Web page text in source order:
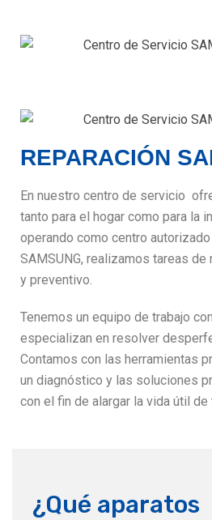
REPARACIÓN
En nuestro centro de servicio
tanto para el hogar como para la
operando como centro
SAMSUNG, realizamos tareas
y preventivo.
Tenemos un equipo de trabajo
especializan en resolver
Contamos con las herramientas
un diagnóstico y las soluciones
con el fin de alargar la vida útil de
¿Qué aparatos